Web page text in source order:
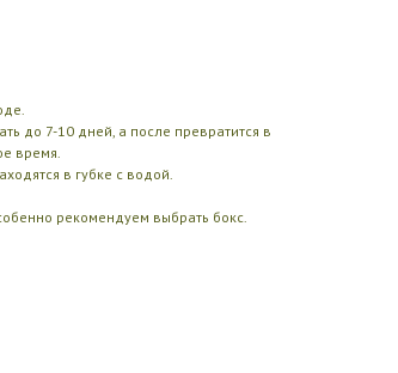
до 7-10 дней, а после превратится в
время.
в губке с водой.
рекомендуем выбрать бокс.